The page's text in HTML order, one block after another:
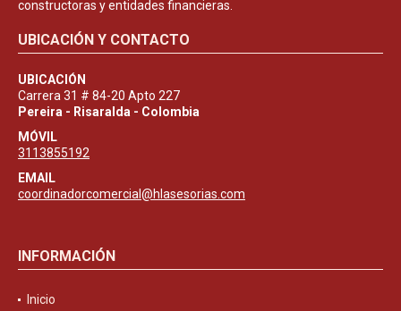
constructoras y entidades financieras.
UBICACIÓN Y CONTACTO
UBICACIÓN
Carrera 31 # 84-20 Apto 227
Pereira - Risaralda - Colombia
MÓVIL
3113855192
EMAIL
coordinadorcomercial@hlasesorias.com
INFORMACIÓN
Inicio